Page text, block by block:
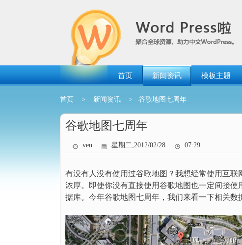
首页 新闻资讯 模板主题
首页 > 新闻资讯 > 谷歌地图七周年
谷歌地图七周年
ven 星期二,2012/02/28 07:29
有没有人没有使用过谷歌地图？我想经常使用互联
浓厚。即使你没有直接使用谷歌地图也一定间接
据库。今年谷歌地图七周年，我们来看一下相关数